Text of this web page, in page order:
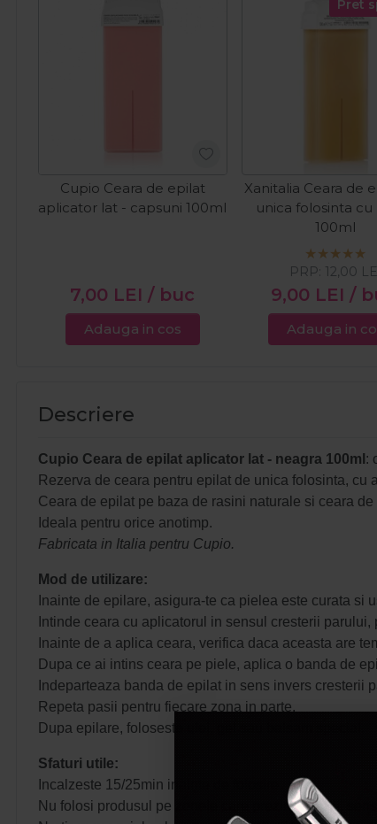
Cupio Ceara de epilat
aplicator lat - capsuni 100ml
7,00 LEI / buc
Adauga in cos
Pret
Xanitalia Ceara de
unica folosinta cu
100ml
9,00 LEI /
PRP: 12,00
Adauga in
Descriere
Cupio Ceara de epilat aplicator lat - neagra 100ml :
Rezerva de ceara pentru epilat de unica folosinta,
Ceara de epilat pe baza de rasini naturale si ceara
Ideala pentru orice anotimp.
Fabricata in Italia pentru Cupio.
Mod de utilizare:
Inainte de epilare, asigura-te ca pielea este curata si
Intinde ceara cu aplicatorul in sensul cresterii parului,
Inainte de a aplica ceara, verifica daca aceasta are
Dupa ce ai intins ceara pe piele, aplica o banda de
Indeparteaza banda de epilat in sens invers cresterii
Repeta pasii pentru fiecare zona in parte.
Dupa epilare, foloseste ulei, gel sau balsam special.
Sfaturi utile:
Incalzeste 15/25min inainte de folosire.
Nu folosi produsul pe zonele care prezinta iritatii,